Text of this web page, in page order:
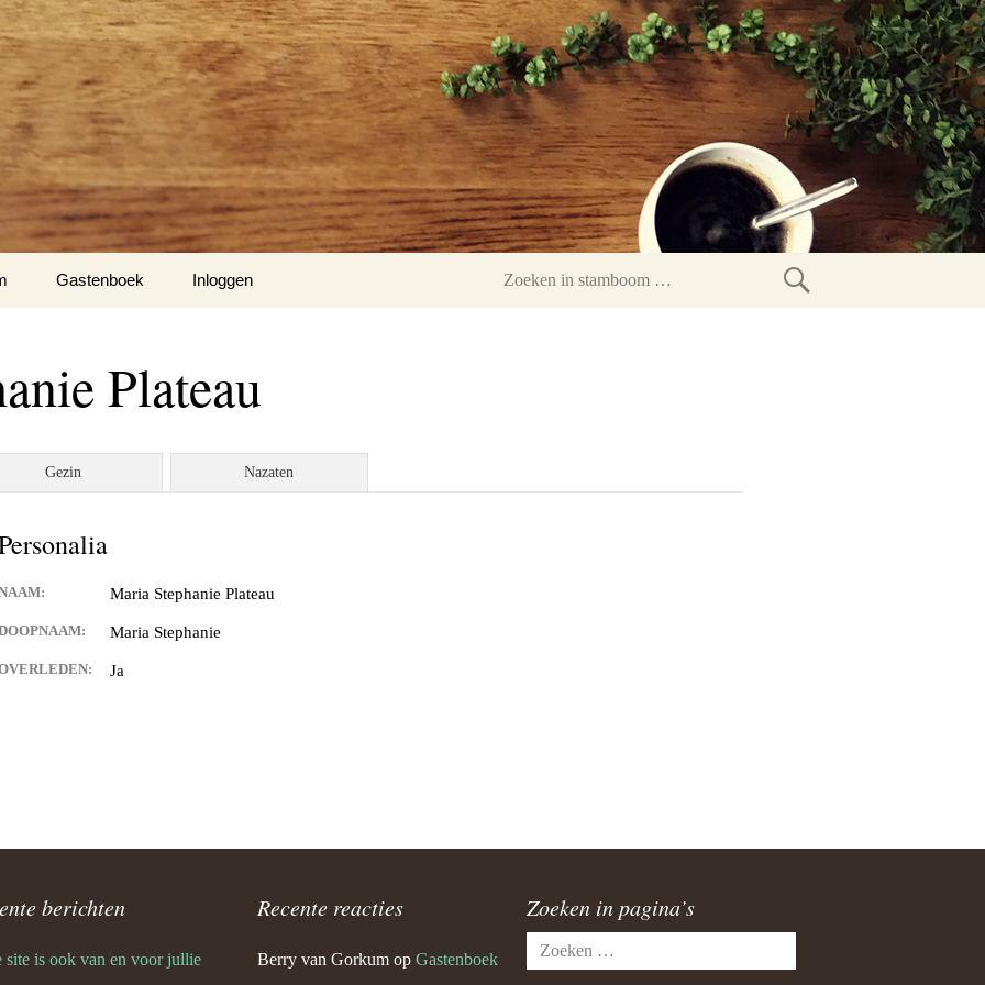
1
Spitsbroeck
Gastenboek
Inloggen
Zoeken
Plateau
Gezin Nazaten
Maria Stephanie Plateau
Maria Stephanie
Ja
berichten
site is ook van en voor jullie
Recente reacties
Berry van Gorkum op Gastenboek
Zoeken in pagina’s
Zoeken
naar: